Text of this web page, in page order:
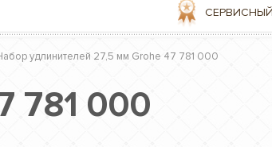
удлинителей 27,5 мм Grohe 47 781 000
781 000